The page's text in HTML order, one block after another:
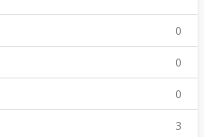
0
0
0
3